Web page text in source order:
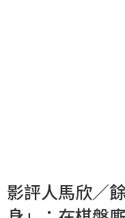
影評人馬欣／